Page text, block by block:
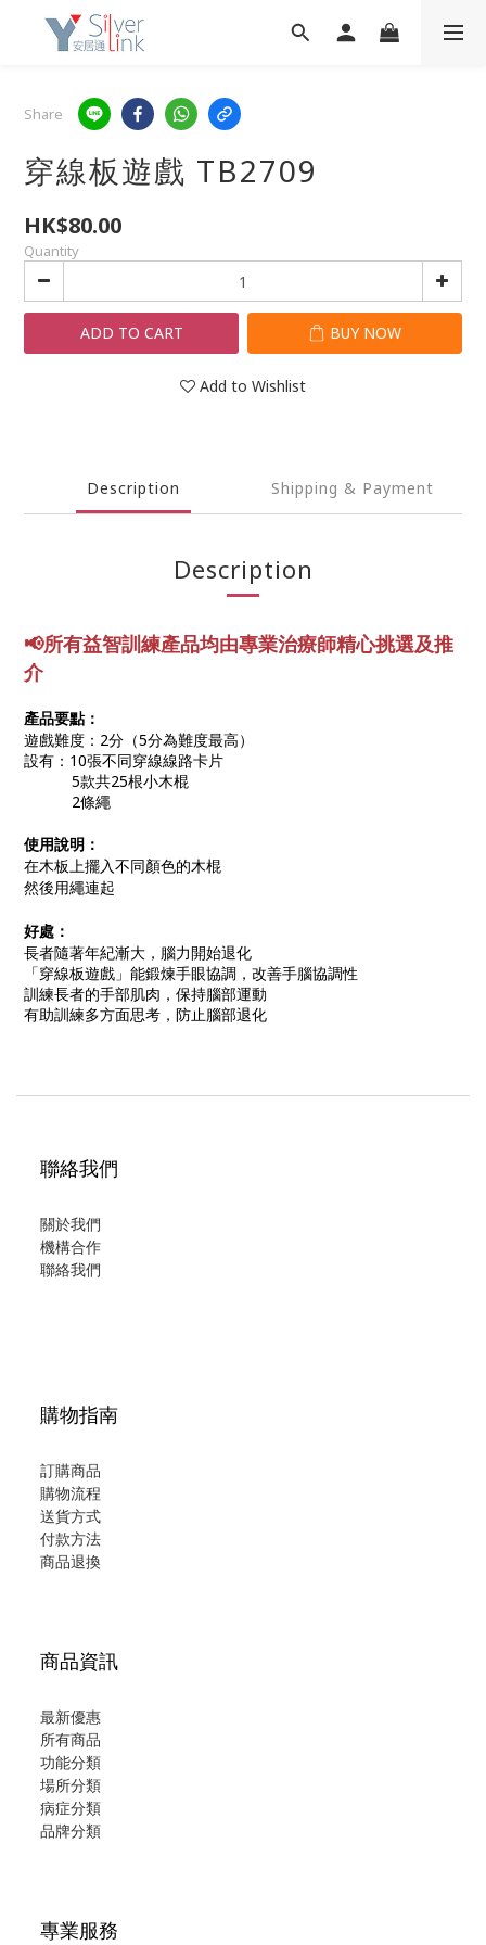
Share
穿線板遊戲 TB2709
HK$80.00
Quantity
ADD TO CART BUY NOW
Add to Wishlist
Description Shipping & Payment
Description
📢所有益智訓練產品均由專業治療師精心挑選及推
介
產品要點：
遊戲難度：2分（5分為難度最高）
設有： 10張不同穿線線路卡片
5款共25根小木棍
2條繩
使用說明：
在木板上擺入不同顏色的木棍
然後用繩連起
好處：
長者隨著年紀漸大，腦力開始退化
「穿線板遊戲 」能鍛煉手眼協調，改善手腦協調性
訓練長者的手部肌肉 ，保持腦部運動
有助訓練多方面思考， 防止腦部退化
聯絡我們
關於我們
機構合作
聯絡我們
購物指南
訂購商品
購物流程
送貨方式
付款方法
商品退換
商品資訊
最新優惠
所有商品
功能分類
場所分類
病症分類
品牌分類
專業服務